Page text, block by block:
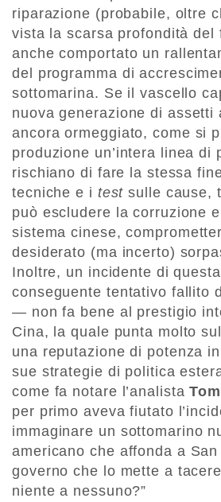
riparazione (probabile, oltre
vista la scarsa profondità del
anche comportato un
del programma di
sottomarina. Se il vascello
nuova generazione di assetti
ancora ormeggiato, come si
produzione un’intera linea di
rischiano di fare la stessa
tecniche e i testsulle cause,
può escludere la corruzione
sistema cinese,
desiderato (ma incerto)
Inoltre, un incidente di
conseguente tentativo fallito
— non fa bene al prestigio
Cina, la quale punta molto
una reputazione di potenza
sue strategie di politica
come fa notare l’analista
per primo aveva fiutato
immaginare un sottomarino
americano che affonda a San
governo che lo mette a
niente a nessuno?”